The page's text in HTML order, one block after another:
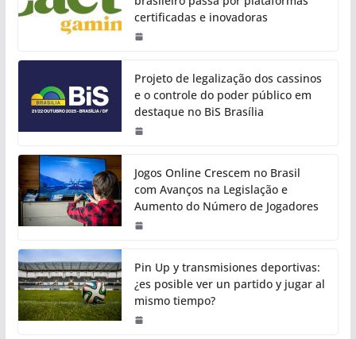
certificadas e inovadoras
Projeto de legalização dos cassinos
e o controle do poder público em
destaque no BiS Brasília
Jogos Online Crescem no Brasil
com Avanços na Legislação e
Aumento do Número de Jogadores
Pin Up y transmisiones deportivas:
¿es posible ver un partido y jugar al
mismo tiempo?